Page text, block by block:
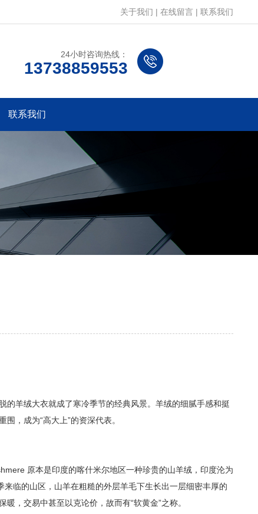
关于我们 | 在线留言 | 联系我们
24小时咨询热线：
13738859553
联系我们
羊绒大衣就成了寒冷季节的经典风景。羊绒的细腻手感和挺
，成为“高大上”的资深代表。
原本是印度的喀什米尔地区一种珍贵的山羊绒，印度沦为
临的山区，山羊在粗糙的外层羊毛下生长出一层细密丰厚的
，交易中甚至以克论价，故而有“软黄金”之称。